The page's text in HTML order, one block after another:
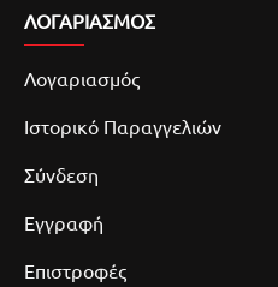
ΛΟΓΑΡΙΑΣΜΌΣ
Λογαριασμός
Ιστορικό Παραγγελιών
Σύνδεση
Εγγραφή
Επιστροφές